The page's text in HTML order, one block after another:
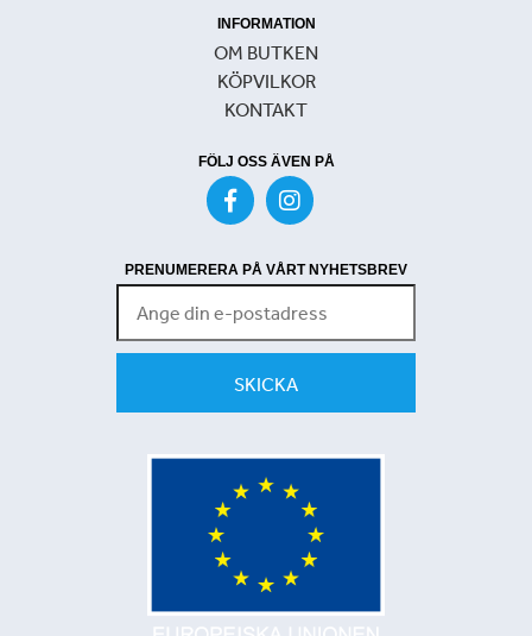
INFORMATION
OM BUTKEN
KÖPVILKOR
KONTAKT
FÖLJ OSS ÄVEN PÅ
PRENUMERERA PÅ VÅRT NYHETSBREV